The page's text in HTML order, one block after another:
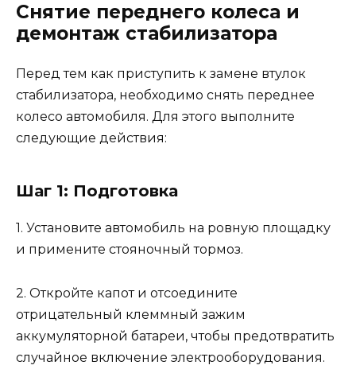
Снятие переднего колеса и
демонтаж стабилизатора
Перед тем как приступить к замене втулок
стабилизатора, необходимо снять переднее
колесо автомобиля. Для этого выполните
следующие действия:
Шаг 1: Подготовка
1. Установите автомобиль на ровную площадку
и примените стояночный тормоз.
2. Откройте капот и отсоедините
отрицательный клеммный зажим
аккумуляторной батареи, чтобы предотвратить
случайное включение электрооборудования.